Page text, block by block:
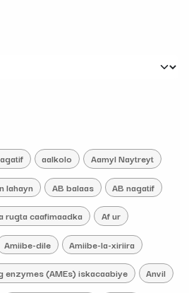
aalkolo Aamyl Naytreyt
lahayn AB balaas AB nagatif
rugta caafimaadka Af ur
Amiibe-dile Amiibe-la-xiriira
(AMEs) iskacaabiye Anvil